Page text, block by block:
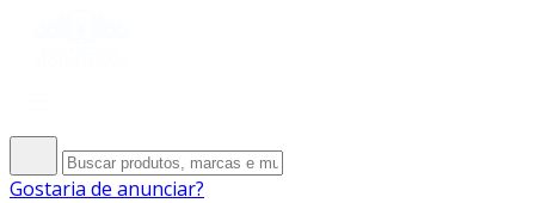
Gostaria de anunciar?